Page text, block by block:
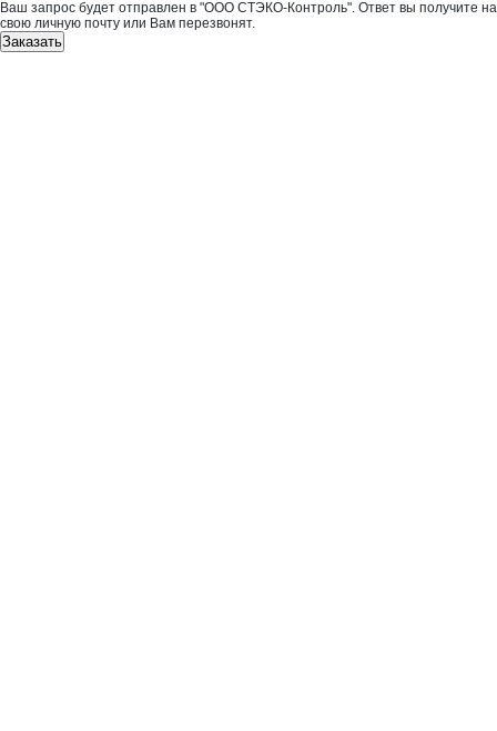
Ваш запрос будет отправлен в "ООО СТЭКО-Контроль". Ответ вы получите на
свою личную почту или Вам перезвонят.
Заказать